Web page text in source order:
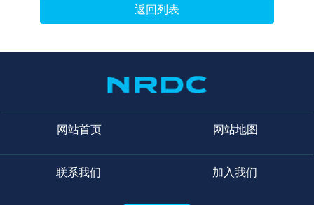
返回列表
网站首页 网站地图
联系我们 加入我们